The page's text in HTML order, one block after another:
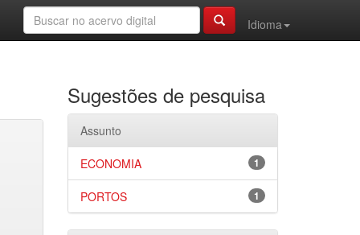
Idioma
Sugestões de pesquisa
Assunto
1
ECONOMIA
1
PORTOS